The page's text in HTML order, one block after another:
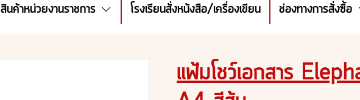
สินค้าหน่วยงานราชการ โรงเรียนสั่งหนังสือ/เครื่องเขียน ช่องทางการสั่งซื้อ
แฟ้มโชว์เอกสาร